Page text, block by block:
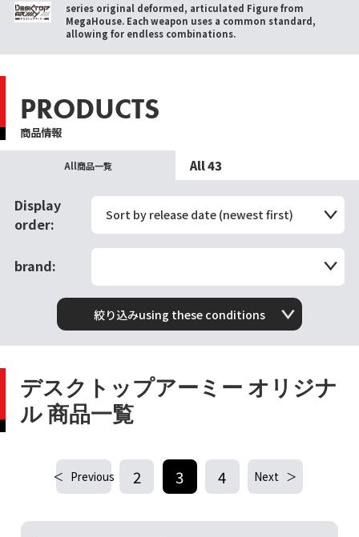
series original deformed, articulated Figure from
MegaHouse. Each weapon uses a common standard,
allowing for endless combinations.
PRODUCTS
商品情報
All商品一覧 All 43
Display
order:
Sort by release date (newest first)
brand:
絞り込みusing these conditions
デスクトップアーミー オリジナ
ル 商品一覧
Previous 2 3 4 Next